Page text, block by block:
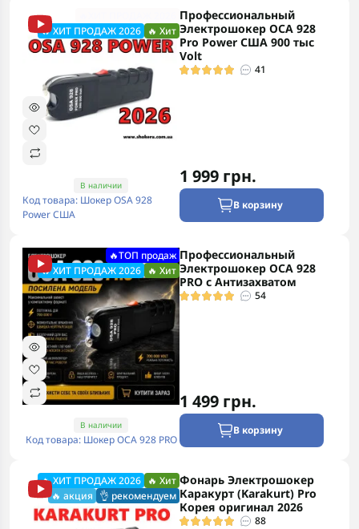
🔥 ХИТ ПРОДАЖ 2026 🔥 Хит
В наличии
Код товара: Шокер OSA 928
Power США
Профессиональный
Электрошокер ОСА 928
Pro Power США 900 тыс
Volt
41
1 999 грн.
В корзину
🔥ТОП продаж
🔥 ХИТ ПРОДАЖ 2026 🔥 Хит
В наличии
Код товара: Шокер ОСА 928 PRO
Профессиональный
Электрошокер ОСА 928
PRO с Антизахватом
54
1 499 грн.
В корзину
🔥 ХИТ ПРОДАЖ 2026 🔥 Хит
🔥 акция 👌 рекомендуем
Фонарь Электрошокер
Каракурт (Karakurt) Pro
Корея оригинал 2026
88